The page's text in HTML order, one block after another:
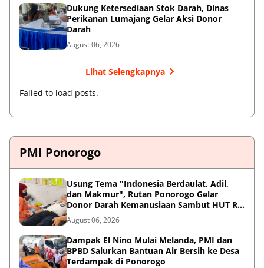
Dukung Ketersediaan Stok Darah, Dinas
Perikanan Lumajang Gelar Aksi Donor
Darah
August 06, 2026
Lihat Selengkapnya
Failed to load posts.
PMI Ponorogo
Usung Tema "Indonesia Berdaulat, Adil,
dan Makmur", Rutan Ponorogo Gelar
Donor Darah Kemanusiaan Sambut HUT RI
ke-81
August 06, 2026
Dampak El Nino Mulai Melanda, PMI dan
BPBD Salurkan Bantuan Air Bersih ke Desa
Terdampak di Ponorogo